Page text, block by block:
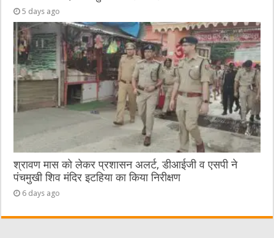
5 days ago
श्रावण मास को लेकर प्रशासन अलर्ट, डीआईजी व एसपी ने
पंचमुखी शिव मंदिर इटहिया का किया निरीक्षण
6 days ago